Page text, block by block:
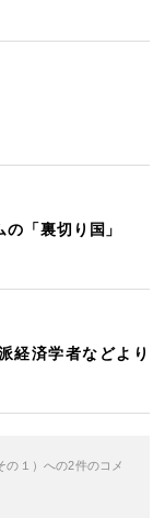
「裏切り国」
経済学者などより
の１）への2件のコメ